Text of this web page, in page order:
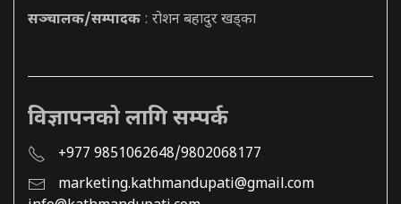
सञ्चालक/सम्पादक : रोशन बहादुर खड्का
विज्ञापनको लागि सम्पर्क
+977 9851062648/9802068177
marketing.kathmandupati@gmail.com